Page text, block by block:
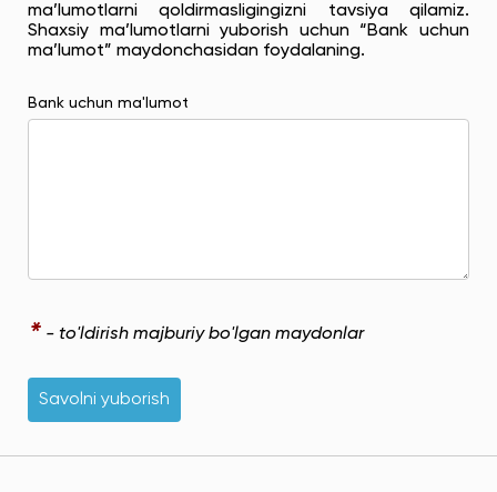
ma’lumotlarni qoldirmasligingizni tavsiya qilamiz.
Shaxsiy ma’lumotlarni yuborish uchun “Bank uchun
ma’lumot” maydonchasidan foydalaning.
Bank uchun ma'lumot
* - to'ldirish majburiy bo'lgan maydonlar
Savolni yuborish